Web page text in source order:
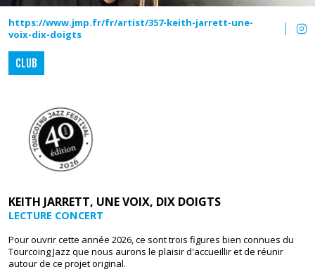
https://www.jmp.fr/fr/artist/357-keith-jarrett-une-
voix-dix-doigts
CLUB
KEITH JARRETT, UNE VOIX, DIX DOIGTS
LECTURE CONCERT
Pour ouvrir cette année 2026, ce sont trois figures bien connues du
Tourcoing Jazz que nous aurons le plaisir d'accueillir et de réunir
autour de ce projet original.